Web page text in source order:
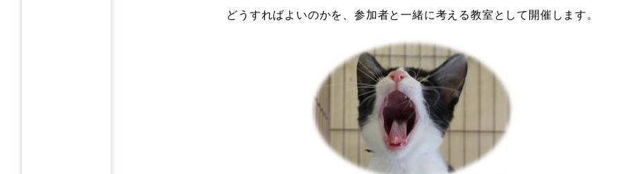
どうすればよいのかを、参加者と一緒に考える教室として開催します。